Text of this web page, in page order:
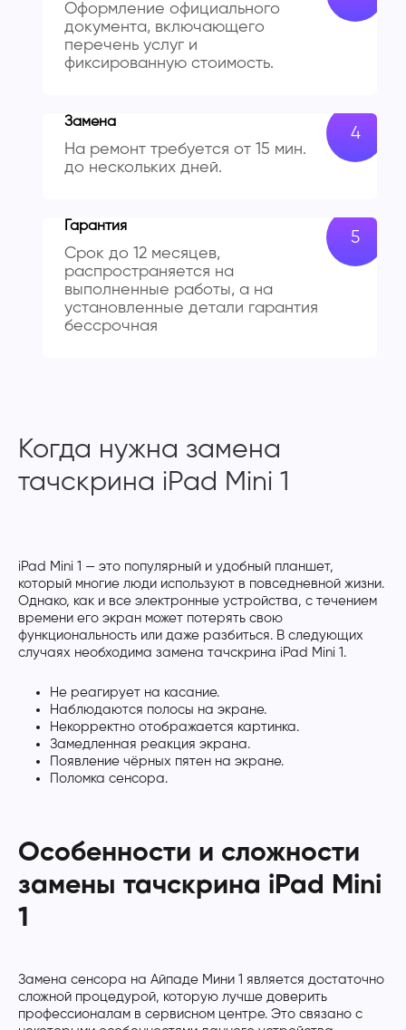
Оформление официального
документа, включающего
перечень услуг и
фиксированную стоимость.
Замена
На ремонт требуется от 15 мин.
до нескольких дней.
Гарантия
Срок до 12 месяцев,
распространяется на
выполненные работы, а на
установленные детали гарантия
бессрочная
Когда нужна замена
тачскрина iPad Mini 1
iPad Mini 1 — это популярный и удобный планшет,
который многие люди используют в повседневной жизни.
Однако, как и все электронные устройства, с течением
времени его экран может потерять свою
функциональность или даже разбиться. В следующих
случаях необходима замена тачскрина iPad Mini 1.
Не реагирует на касание.
Наблюдаются полосы на экране.
Некорректно отображается картинка.
Замедленная реакция экрана.
Появление чёрных пятен на экране.
Поломка сенсора.
Особенности и сложности
замены тачскрина iPad Mini
1
Замена сенсора на Айпаде Мини 1 является достаточно
сложной процедурой, которую лучше доверить
профессионалам в сервисном центре. Это связано с